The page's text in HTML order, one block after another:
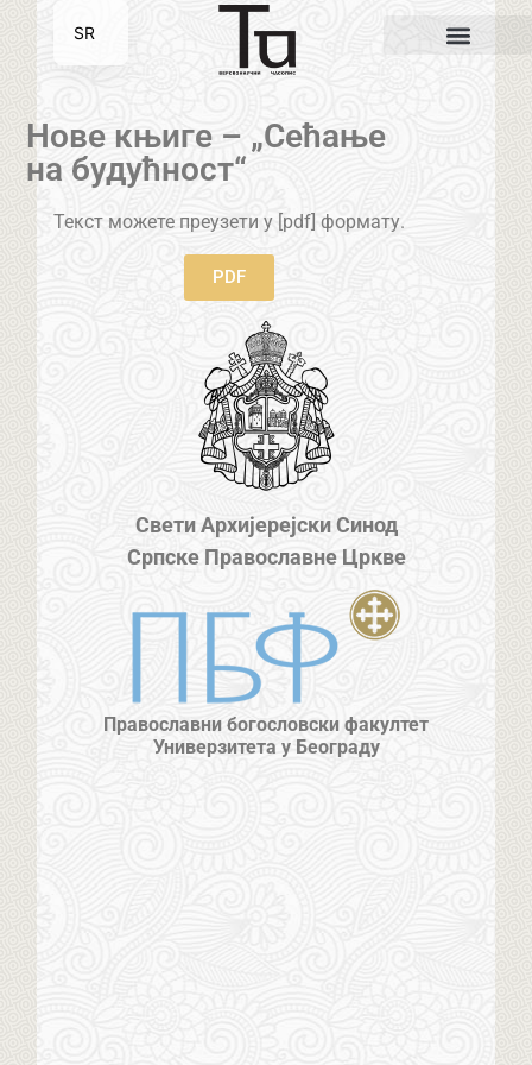
Нове књиге – „Сећање
на будућност“
Текст можете преузети у [pdf] формату.
PDF
Свети Архијерејски Синод
Српске Православне Цркве
Православни богословски факултет
Универзитета у Београду
SR
EN